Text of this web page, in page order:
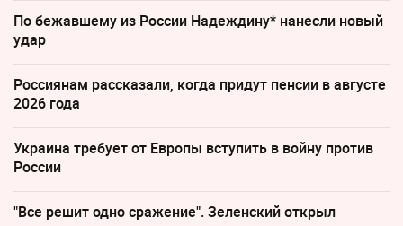
По бежавшему из России Надеждину* нанесли новый
удар
Россиянам рассказали, когда придут пенсии в августе
2026 года
Украина требует от Европы вступить в войну против
России
"Все решит одно сражение". Зеленский открыл